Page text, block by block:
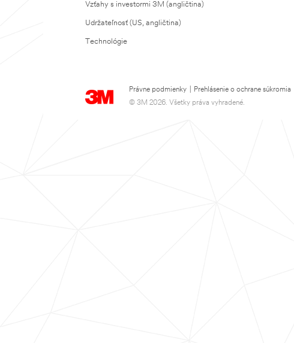
Vzťahy s investormi 3M (angličtina)
Udržateľnosť (US, angličtina)
Technológie
Právne podmienky Prehlásenie o ochrane súkromia
© 3M 2026. Všetky práva vyhradené.